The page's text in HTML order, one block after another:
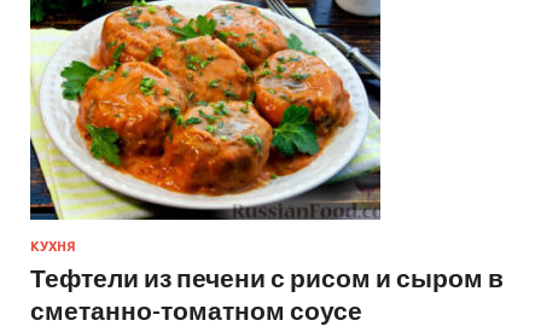
КУХНЯ
Тефтели из печени с рисом и сыром в
сметанно-томатном соусе